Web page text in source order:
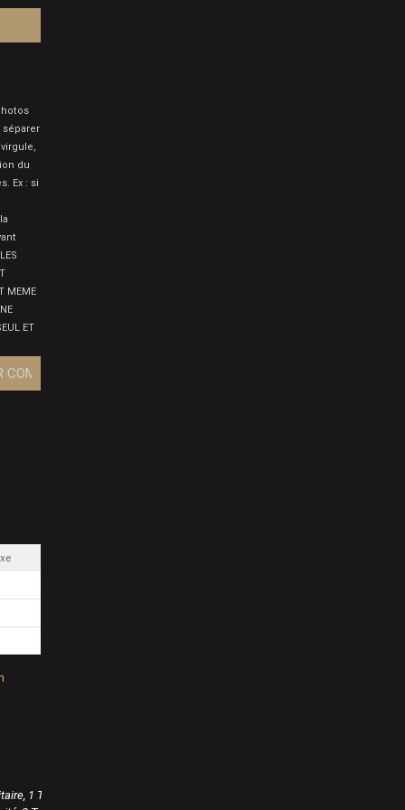
du
Ex : si
MEME
ET
1 Tour